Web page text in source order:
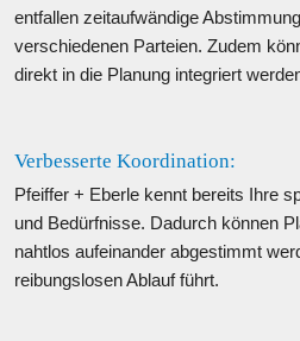
entfallen zeitaufwändige
verschiedenen Parteien. Zudem
direkt in die Planung integriert
Verbesserte Koordination:
Pfeiffer + Eberle kennt bereits Ihre
und Bedürfnisse. Dadurch können
nahtlos aufeinander abgestimmt
reibungslosen Ablauf führt.